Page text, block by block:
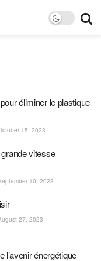
éliminer le plastique
15, 2023
grande vitesse
10, 2023
27, 2023
l’avenir énergétique